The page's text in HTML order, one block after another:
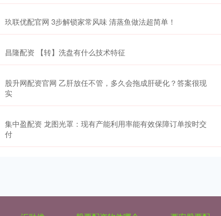
玖联优配官网 3步解锁家常风味 清蒸鱼做法超简单！
昌隆配资 【转】洗盘有什么技术特征
股升网配资官网 乙肝放任不管，多久会拖成肝硬化？答案很现
实
集中盈配资 龙图光罩：现有产能利用率能有效保障订单按时交
付